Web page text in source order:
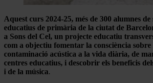
Aquest curs 2024-25, més de 300 alumnes de
educatius de primària de la ciutat de
a Sons del Cel, un projecte educatiu
com a objectiu fomentar la consciència sobre
contaminació acústica a la vida diària, de
centres educatius, i descobrir els beneficis
i de la música.